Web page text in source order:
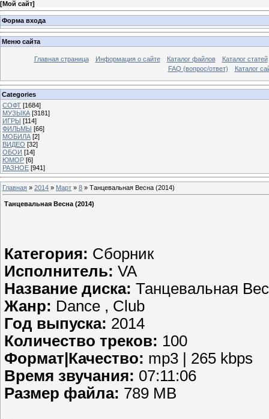
[Мой сайт]
Форма входа
Меню сайта
Главная страница Информация о сайте Каталог файлов
Каталог статей
FAQ (вопрос/ответ)
Каталог
Categories
СОФТ [1684]
МУЗЫКА [3181]
ИГРЫ [114]
ФИЛЬМЫ [66]
МОБИЛА [2]
ВИДЕО [32]
ОБОИ [14]
ЮМОР [6]
РАЗНОЕ [941]
Главная » 2014 » Март » 8 » Танцевальная Весна (2014)
Танцевальная Весна (2014)
Категория: Сборник
Исполнитель: VA
Название диска: Танцевальная
Жанр: Dance , Club
Год выпуска: 2014
Количество треков: 100
Формат|Качество: mp3 | 265 kbps
Время звучания: 07:11:06
Размер файла: 789 MB